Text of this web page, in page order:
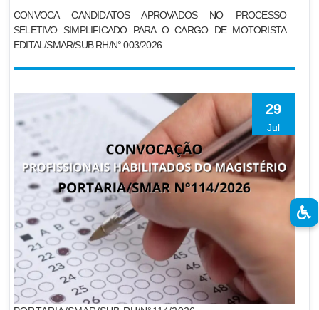
CONVOСА CANDIDATOS APROVADOS NO PROCESSO
SELETIVO SIMPLIFICADO PARA O CARGO DE MOTORISTA
EDITAL/SMAR/SUB.RH/N° 003/2026....
29
Jul